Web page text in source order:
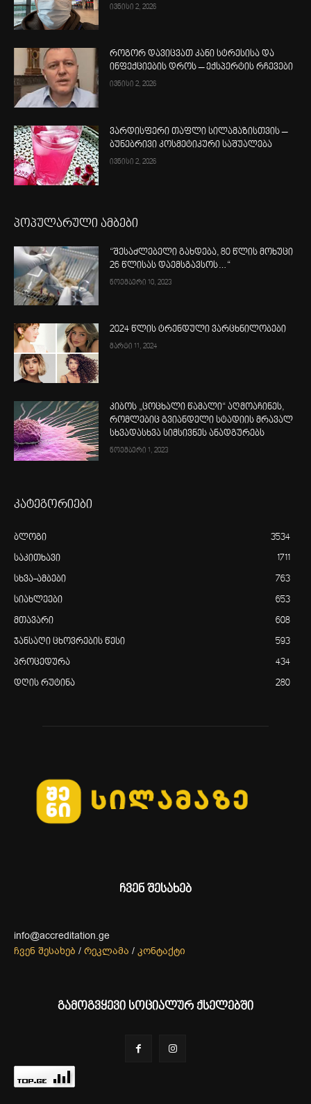
ივნისი 2, 2026
როგორ დავიცვათ კანი სტრესისა და
ინფექციების დროს – ექსპერტის რჩევები
ივნისი 2, 2026
ვარდისფერი თაფლი სილამაზისთვის –
ბუნებრივი კოსმეტიკური საშუალება
ივნისი 2, 2026
პოპულარული ამბები
“შესაძლებელი გახდება, 80 წლის მოხუცი
26 წლისას დაემსგავსოს…“
ნოემბერი 10, 2023
2024 წლის ტრენდული ვარცხნილობები
მარტი 11, 2024
კიბოს „ცოცხალი წამალი“ აღმოაჩინეს,
რომლებიც გვიანდელი სტადიის მრავალ
სხვადასხვა სიმსივნეს ანადგურებს
ნოემბერი 1, 2023
კატეგორიები
ბლოგი 3534
საკითხავი 1711
სხვა-ამბები 763
სიახლეები 653
მთავარი 608
ჯანსაღი ცხოვრების წესი 593
პროცედურა 434
დღის რუტინა 280
ჩვენ შესახებ
info@accreditation.ge
ჩვენ შესახებ / რეკლამა / კონტაქტი
გამოგვყევი სოციალურ ქსელებში